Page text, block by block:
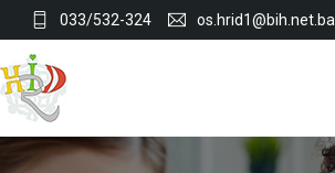
033/532-324 os.hrid1@bih.net.ba